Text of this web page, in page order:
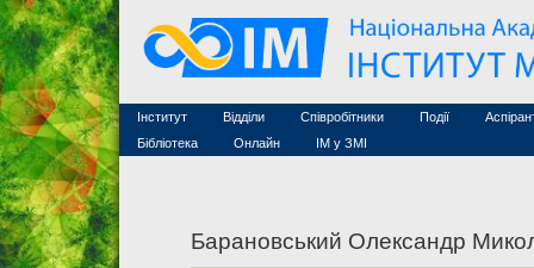
Інститут
Конкурси на посади
Науково-організаційна робота
Відділи Співробітники
Асоційовані дослідники
Технічний персонал
Події
Конференції
Курси з
Бібліотека
MathSciNet
Публікації
Онлайн
ІМ у ЗМІ
Барановський Олександр